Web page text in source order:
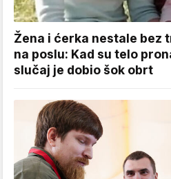
Žena i ćerka nestale bez
na poslu: Kad su telo
slučaj je dobio šok obrt